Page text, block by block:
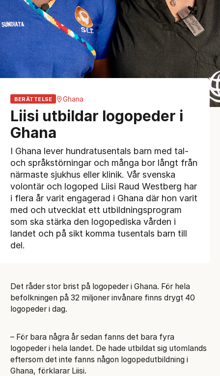
Liisi utbildar logopeder i
Ghana
BERÄTTELSE Ghana
I Ghana lever hundratusentals barn med tal-
och språkstörningar och många bor långt från
närmaste sjukhus eller klinik. Vår svenska
volontär och logoped Liisi Raud Westberg har
i flera år varit engagerad i Ghana där hon varit
med och utvecklat ett utbildningsprogram
som ska stärka den logopediska vården i
landet och på sikt komma tusentals barn till
del.
Det råder stor brist på logopeder i Ghana. För hela
befolkningen på 32 miljoner invånare finns drygt 40
logopeder i dag.
– För bara några år sedan fanns det bara fyra
logopeder i hela landet. De hade utbildat sig utomlands
eftersom det inte fanns någon logopedutbildning i
Ghana, förklarar Liisi.